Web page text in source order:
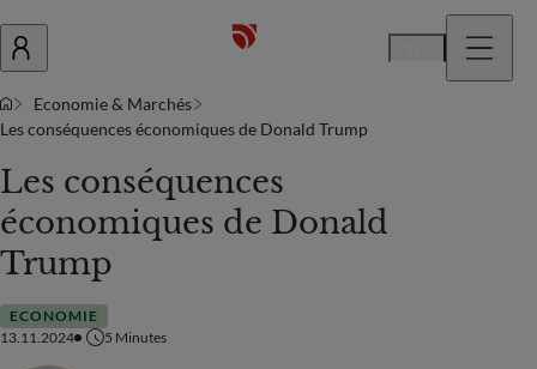
Economie & Marchés
Les conséquences économiques de Donald Trump
Les conséquences
économiques de Donald
Trump
ECONOMIE
13.11.2024
5 Minutes